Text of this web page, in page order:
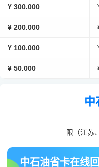
¥ 300.000
¥ 200.000
¥ 100.000
¥ 50.000
中
限（江苏
中石油省卡在线